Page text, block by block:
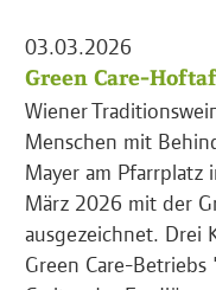
03.03.2026
Green Care-
Wiener
Menschen mit
Mayer am
März 2026 mit der
ausgezeichnet. Drei
Green Care-